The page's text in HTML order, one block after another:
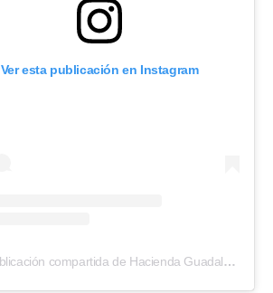
Ver esta publicación en Instagram
Una publicación compartida de Hacienda Guadalupe (@haciendaguadalupeoficial)